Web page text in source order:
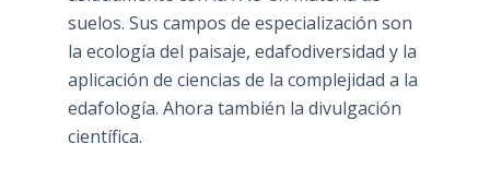
suelos. Sus campos de especialización son
la ecología del paisaje, edafodiversidad y la
aplicación de ciencias de la complejidad a la
edafología. Ahora también la divulgación
científica.